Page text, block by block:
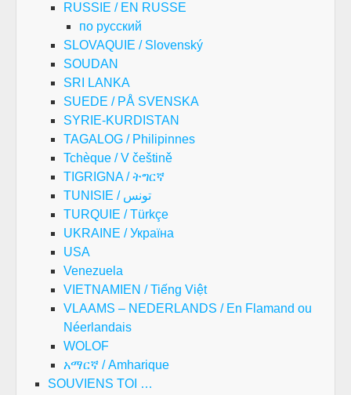
RUSSIE / EN RUSSE
по русский
SLOVAQUIE / Slovenský
SOUDAN
SRI LANKA
SUEDE / PÅ SVENSKA
SYRIE-KURDISTAN
TAGALOG / Philipinnes
Tchèque / V češtině
TIGRIGNA / ትግርኛ
TUNISIE / تونس
TURQUIE / Türkçe
UKRAINE / Україна
USA
Venezuela
VIETNAMIEN / Tiếng Việt
VLAAMS – NEDERLANDS / En Flamand ou
Néerlandais
WOLOF
አማርኛ / Amharique
SOUVIENS TOI …